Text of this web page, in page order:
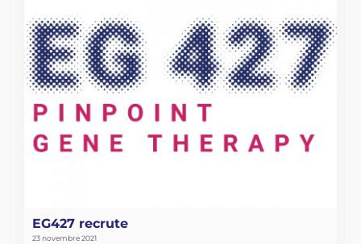
EG427 recrute
23 novembre 2021